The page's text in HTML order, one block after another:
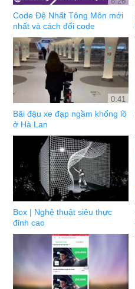
Code Đệ Nhất Tông Môn mới
nhất và cách đổi code
0:41
Bãi đậu xe đạp ngầm khổng lồ
ở Hà Lan
Box | Nghệ thuật siêu thực
đỉnh cao